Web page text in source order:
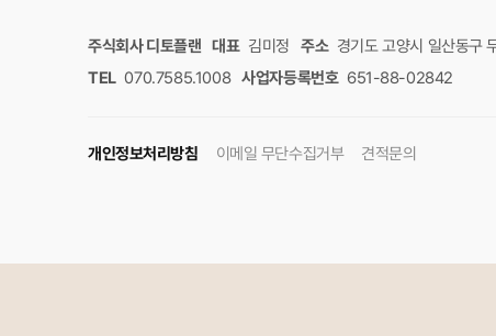
주식회사 디토플랜 대표 김미정 주소 경기도 고양시 일산동구
TEL 070.7585.1008 사업자등록번호 651-88-02842
개인정보처리방침 이메일 무단수집거부 견적문의